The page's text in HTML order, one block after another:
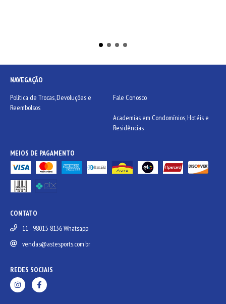
NAVEGAÇÃO
Política de Trocas, Devoluções e
Reembolsos
Fale Conosco
Academias em Condomínios, Hotéis e
Residências
MEIOS DE PAGAMENTO
CONTATO
11 - 98015-8136 Whatsapp
vendas@astesports.com.br
REDES SOCIAIS